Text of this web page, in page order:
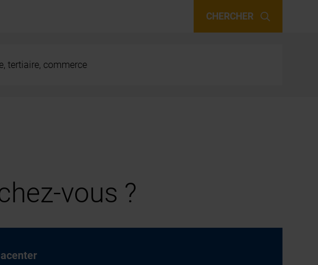
CHERCHER
tertiaire, commerce
vous ?